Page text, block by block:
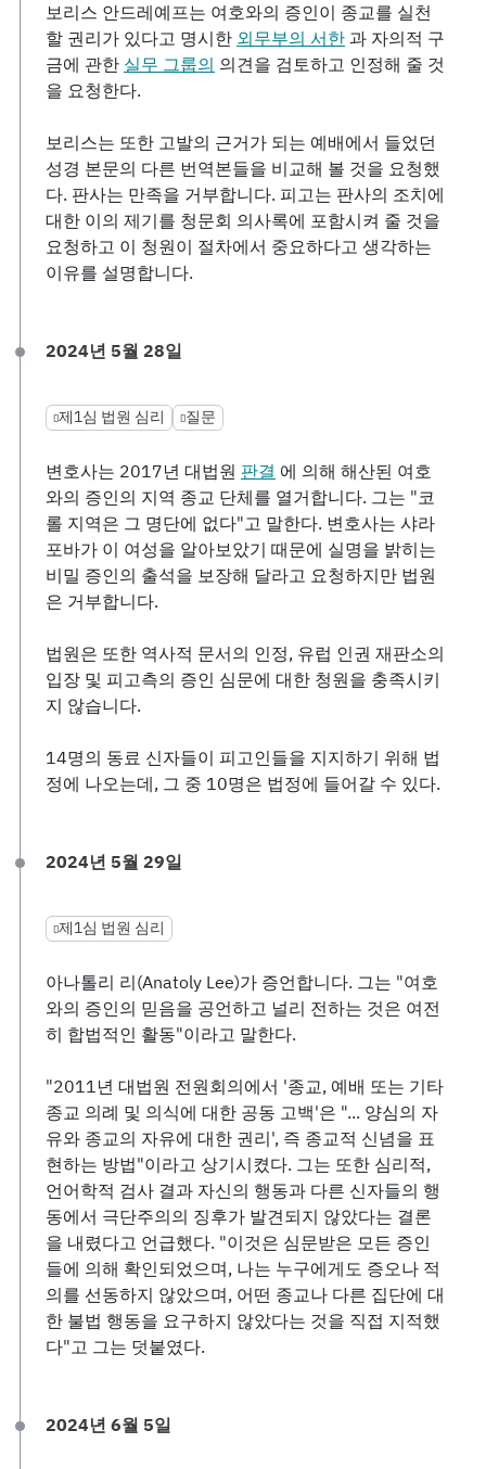
보리스 안드레예프는 여호와의 증인이 종교를 실천
할 권리가 있다고 명시한 외무부의 서한 과 자의적 구
금에 관한 실무 그룹의 의견을 검토하고 인정해 줄 것
을 요청한다.
보리스는 또한 고발의 근거가 되는 예배에서 들었던
성경 본문의 다른 번역본들을 비교해 볼 것을 요청했
다. 판사는 만족을 거부합니다. 피고는 판사의 조치에
대한 이의 제기를 청문회 의사록에 포함시켜 줄 것을
요청하고 이 청원이 절차에서 중요하다고 생각하는
이유를 설명합니다.
2024년 5월 28일
제1심 법원 심리 질문
변호사는 2017년 대법원 판결 에 의해 해산된 여호
와의 증인의 지역 종교 단체를 열거합니다. 그는 "코
롤 지역은 그 명단에 없다"고 말한다. 변호사는 샤라
포바가 이 여성을 알아보았기 때문에 실명을 밝히는
비밀 증인의 출석을 보장해 달라고 요청하지만 법원
은 거부합니다.
법원은 또한 역사적 문서의 인정, 유럽 인권 재판소의
입장 및 피고측의 증인 심문에 대한 청원을 충족시키
지 않습니다.
14명의 동료 신자들이 피고인들을 지지하기 위해 법
정에 나오는데, 그 중 10명은 법정에 들어갈 수 있다.
2024년 5월 29일
제1심 법원 심리
아나톨리 리(Anatoly Lee)가 증언합니다. 그는 "여호
와의 증인의 믿음을 공언하고 널리 전하는 것은 여전
히 합법적인 활동"이라고 말한다.
"2011년 대법원 전원회의에서 '종교, 예배 또는 기타
종교 의례 및 의식에 대한 공동 고백'은 "... 양심의 자
유와 종교의 자유에 대한 권리', 즉 종교적 신념을 표
현하는 방법"이라고 상기시켰다. 그는 또한 심리적,
언어학적 검사 결과 자신의 행동과 다른 신자들의 행
동에서 극단주의의 징후가 발견되지 않았다는 결론
을 내렸다고 언급했다. "이것은 심문받은 모든 증인
들에 의해 확인되었으며, 나는 누구에게도 증오나 적
의를 선동하지 않았으며, 어떤 종교나 다른 집단에 대
한 불법 행동을 요구하지 않았다는 것을 직접 지적했
다"고 그는 덧붙였다.
2024년 6월 5일